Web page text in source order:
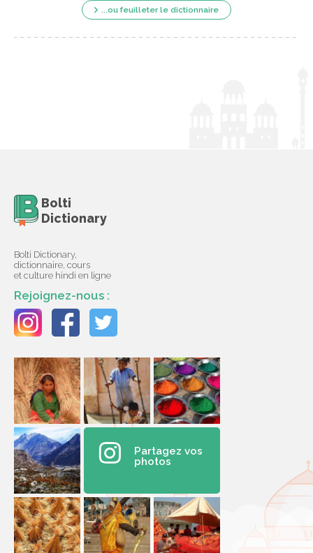
...ou feuilleter le dictionnaire
Bolti
Dictionary
Bolti Dictionary,
dictionnaire, cours
et culture hindi en ligne
Rejoignez-nous :
Partagez vos
photos